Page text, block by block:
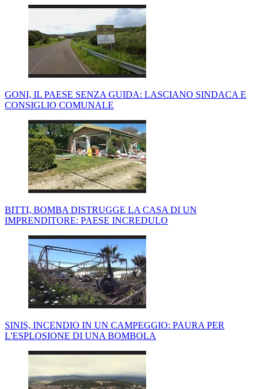
GONI, IL PAESE SENZA GUIDA: LASCIANO SINDACA E
CONSIGLIO COMUNALE
BITTI, BOMBA DISTRUGGE LA CASA DI UN
IMPRENDITORE: PAESE INCREDULO
SINIS, INCENDIO IN UN CAMPEGGIO: PAURA PER
L'ESPLOSIONE DI UNA BOMBOLA